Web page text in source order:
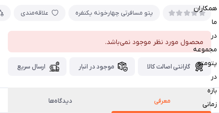
همکاران
ما
در
مجموعه
پتومتو
در
بازه
زمانی
پتو مسافرتی چهارخونه یکنفره علاقه‌مندی
محصول مورد نظر موجود نمی‌باشد.
گارانتی اصالت کالا موجود در انبار ارسال سریع
معرفی دیدگاه‌ها